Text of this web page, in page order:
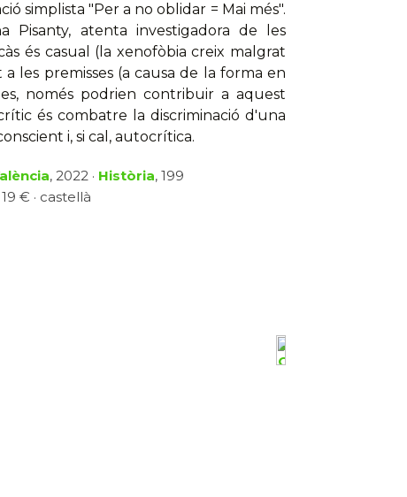
simplista "Per a no oblidar = Mai més".
atenta investigadora de les
és casual (la xenofòbia creix malgrat
les premisses (a causa de la forma en
només podrien contribuir a aquest
és combatre la discriminació d'una
i, si cal, autocrítica.
, 2022 · Història, 199
€ · castellà